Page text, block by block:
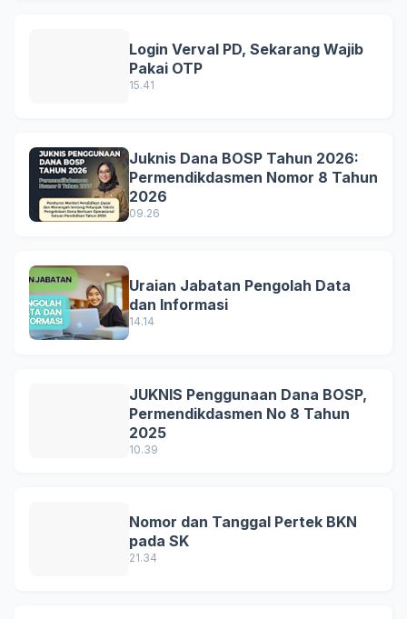
Login Verval PD, Sekarang Wajib
Pakai OTP
15.41
Juknis Dana BOSP Tahun 2026:
Permendikdasmen Nomor 8 Tahun
2026
09.26
Uraian Jabatan Pengolah Data
dan Informasi
14.14
JUKNIS Penggunaan Dana BOSP,
Permendikdasmen No 8 Tahun
2025
10.39
Nomor dan Tanggal Pertek BKN
pada SK
21.34